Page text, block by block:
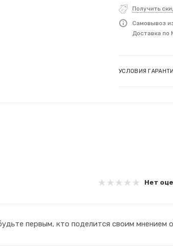
Получить
Самовывоз
Доставка по
УСЛОВИЯ
Нет
первым, кто поделится своим мнением